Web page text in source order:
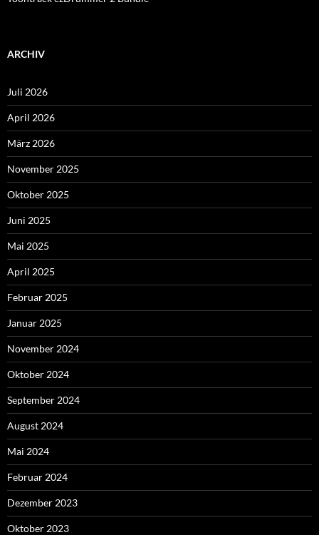
ARCHIV
Juli 2026
April 2026
März 2026
November 2025
Oktober 2025
Juni 2025
Mai 2025
April 2025
Februar 2025
Januar 2025
November 2024
Oktober 2024
September 2024
August 2024
Mai 2024
Februar 2024
Dezember 2023
Oktober 2023